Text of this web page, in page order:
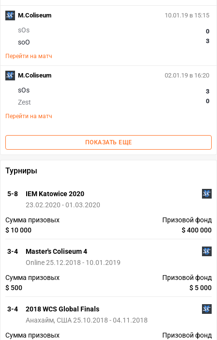
10.01.19 в 15:15
sOs
soO
0
3
Перейти на матч
M.Coliseum
02.01.19 в 16:20
sOs
Zest
3
0
Перейти на матч
M.Coliseum
ПОКАЗАТЬ ЕЩЕ
Турниры
5-8
IEM Katowice 2020
23.02.2020 - 01.03.2020
Сумма призовых
$ 10 000
Призовой фонд
$ 400 000
3-4
Master's Coliseum 4
Online 25.12.2018 - 10.01.2019
Сумма призовых
$ 500
Призовой фонд
$ 5 000
3-4
2018 WCS Global Finals
Анахайм, США 25.10.2018 - 04.11.2018
Сумма призовых
Призовой фонд